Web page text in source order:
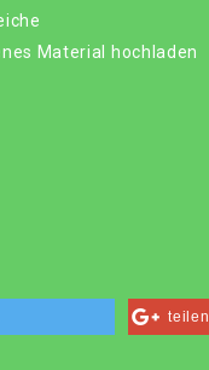
Material hochladen
teilen